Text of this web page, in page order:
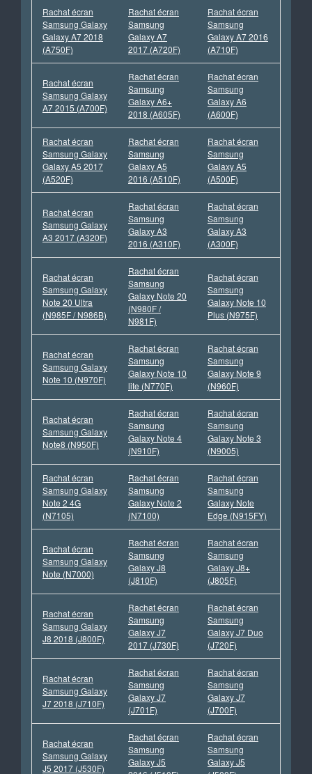
Rachat écran
Samsung Galaxy
Galaxy A7 2018
(A750F)
Rachat écran
Samsung
Galaxy A7
2017 (A720F)
Rachat écran
Samsung
Galaxy A7 2016
(A710F)
Rachat écran
Samsung Galaxy
A7 2015 (A700F)
Rachat écran
Samsung
Galaxy A6+
2018 (A605F)
Rachat écran
Samsung
Galaxy A6
(A600F)
Rachat écran
Samsung Galaxy
Galaxy A5 2017
(A520F)
Rachat écran
Samsung
Galaxy A5
2016 (A510F)
Rachat écran
Samsung
Galaxy A5
(A500F)
Rachat écran
Samsung Galaxy
A3 2017 (A320F)
Rachat écran
Samsung
Galaxy A3
2016 (A310F)
Rachat écran
Samsung
Galaxy A3
(A300F)
Rachat écran
Samsung Galaxy
Note 20 Ultra
(N985F / N986B)
Rachat écran
Samsung
Galaxy Note 20
(N980F /
N981F)
Rachat écran
Samsung
Galaxy Note 10
Plus (N975F)
Rachat écran
Samsung Galaxy
Note 10 (N970F)
Rachat écran
Samsung
Galaxy Note 10
lite (N770F)
Rachat écran
Samsung
Galaxy Note 9
(N960F)
Rachat écran
Samsung Galaxy
Note8 (N950F)
Rachat écran
Samsung
Galaxy Note 4
(N910F)
Rachat écran
Samsung
Galaxy Note 3
(N9005)
Rachat écran
Samsung Galaxy
Note 2 4G
(N7105)
Rachat écran
Samsung
Galaxy Note 2
(N7100)
Rachat écran
Samsung
Galaxy Note
Edge (N915FY)
Rachat écran
Samsung Galaxy
Note (N7000)
Rachat écran
Samsung
Galaxy J8
(J810F)
Rachat écran
Samsung
Galaxy J8+
(J805F)
Rachat écran
Samsung Galaxy
J8 2018 (J800F)
Rachat écran
Samsung
Galaxy J7
2017 (J730F)
Rachat écran
Samsung
Galaxy J7 Duo
(J720F)
Rachat écran
Samsung Galaxy
J7 2018 (J710F)
Rachat écran
Samsung
Galaxy J7
(J701F)
Rachat écran
Samsung
Galaxy J7
(J700F)
Rachat écran
Samsung Galaxy
J5 2017 (J530F)
Rachat écran
Samsung
Galaxy J5
Rachat écran
Samsung
Galaxy J5